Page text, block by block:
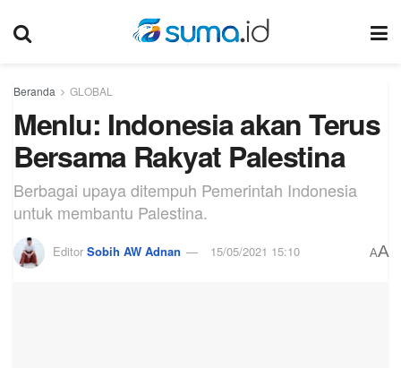
Beranda GLOBAL
Menlu: Indonesia akan Terus
Bersama Rakyat Palestina
Berbagai upaya ditempuh Pemerintah Indonesia
untuk membantu Palestina.
Editor Sobih AW Adnan 15/05/2021 15:10 AA